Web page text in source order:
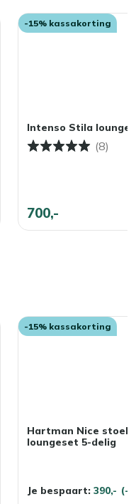
stoffen kan
slijtage. Daarnaast
-15% kassakorting
Intenso Stila lounge
(8)
700,-
-15% kassakorting
Hartman Nice stoel-
loungeset 5-delig
Je bespaart: 390,- (-